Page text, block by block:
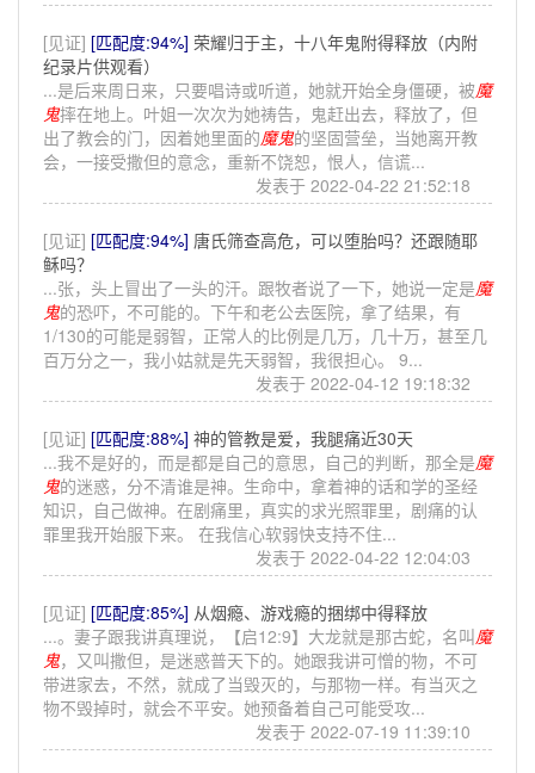
[见证] [匹配度:94%] 荣耀归于主，十八年鬼附得释放（内附
纪录片供观看）
...是后来周日来，只要唱诗或听道，她就开始全身僵硬，被魔
鬼摔在地上。叶姐一次次为她祷告，鬼赶出去，释放了，但
出了教会的门，因着她里面的魔鬼的坚固营垒，当她离开教
会，一接受撒但的意念，重新不饶恕，恨人，信谎...
发表于 2022-04-22 21:52:18
[见证] [匹配度:94%] 唐氏筛查高危，可以堕胎吗？还跟随耶
稣吗？
...张，头上冒出了一头的汗。跟牧者说了一下，她说一定是魔
鬼的恐吓，不可能的。下午和老公去医院，拿了结果，有
1/130的可能是弱智，正常人的比例是几万，几十万，甚至几
百万分之一，我小姑就是先天弱智，我很担心。 9...
发表于 2022-04-12 19:18:32
[见证] [匹配度:88%] 神的管教是爱，我腿痛近30天
...我不是好的，而是都是自己的意思，自己的判断，那全是魔
鬼的迷惑，分不清谁是神。生命中，拿着神的话和学的圣经
知识，自己做神。在剧痛里，真实的求光照罪里，剧痛的认
罪里我开始服下来。 在我信心软弱快支持不住...
发表于 2022-04-22 12:04:03
[见证] [匹配度:85%] 从烟瘾、游戏瘾的捆绑中得释放
...。妻子跟我讲真理说，【启12:9】大龙就是那古蛇，名叫魔
鬼，又叫撒但，是迷惑普天下的。她跟我讲可憎的物，不可
带进家去，不然，就成了当毁灭的，与那物一样。有当灭之
物不毁掉时，就会不平安。她预备着自己可能受攻...
发表于 2022-07-19 11:39:10